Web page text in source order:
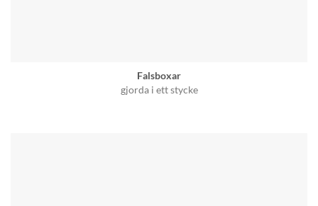
Falsboxar
gjorda i ett stycke